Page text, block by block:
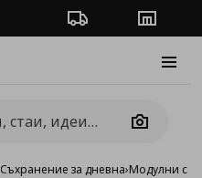
Проследяване на
Camera
Съхранение за дневна›Модулни